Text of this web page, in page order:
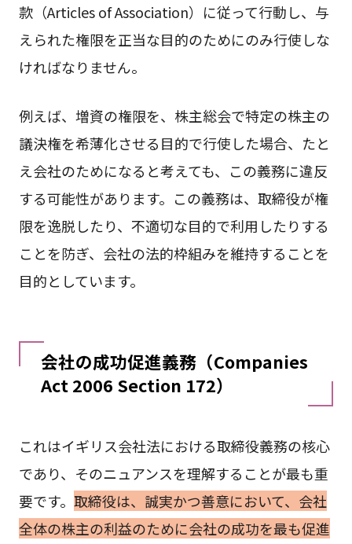
款（Articles of Association）に従って行動し、与
えられた権限を正当な目的のためにのみ行使しな
ければなりません。
例えば、増資の権限を、株主総会で特定の株主の
議決権を希薄化させる目的で行使した場合、たと
え会社のためになると考えても、この義務に違反
する可能性があります。この義務は、取締役が権
限を逸脱したり、不適切な目的で利用したりする
ことを防ぎ、会社の法的枠組みを維持することを
目的としています。
会社の成功促進義務（Companies
Act 2006 Section 172）
これはイギリス会社法における取締役義務の核心
であり、そのニュアンスを理解することが最も重
要です。 取締役は、誠実かつ善意において、会社
全体の株主の利益のために会社の成功を最も促進